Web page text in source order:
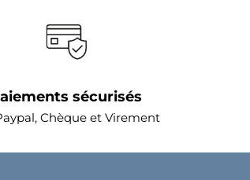
sécurisés
Chèque et Virement